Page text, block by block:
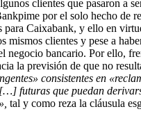
clientes que pasaron a
por el solo hecho de
para Caixabank, y ello en
mismos clientes y pese a
negocio bancario. Por ello,
la previsión de que no
consistentes en
futuras que puedan
tal y como reza la cláusula